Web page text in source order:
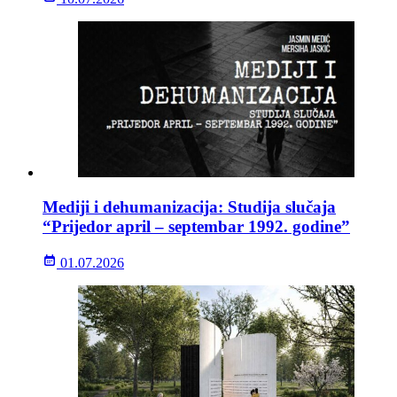
Mediji i dehumanizacija: Studija slučaja
“Prijedor april – septembar 1992. godine”
01.07.2026